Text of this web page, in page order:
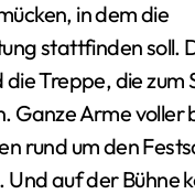
in dem die
stattfinden soll.
Treppe, die zum
Ganze Arme voller
rund um den
auf der Bühne